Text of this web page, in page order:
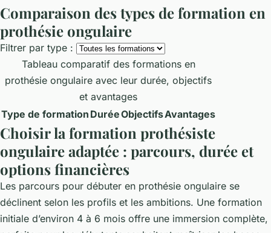
Comparaison des types de formation en
prothésie ongulaire
Filtrer par type :
Tableau comparatif des formations en
prothésie ongulaire avec leur durée, objectifs
et avantages
Type de formation DuréeObjectifsAvantages
Choisir la formation prothésiste
ongulaire adaptée : parcours, durée et
options financières
Les parcours pour débuter en prothésie ongulaire se
déclinent selon les profils et les ambitions. Une formation
initiale d’environ 4 à 6 mois offre une immersion complète,